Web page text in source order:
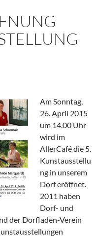
Am Sonntag,
26. April 2015
um 14.00 Uhr
wird im
AllerCafé die 5.
Kunstausstellu
ng in unserem
Dorf eröffnet.
2011 haben
Dorf- und
der Dorfladen-Verein